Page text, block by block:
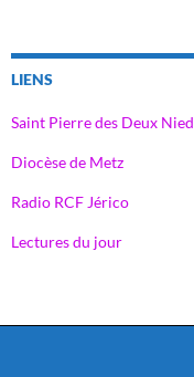
LIENS
Saint Pierre des Deux Nied
Diocèse de Metz
Radio RCF Jérico
Lectures du jour